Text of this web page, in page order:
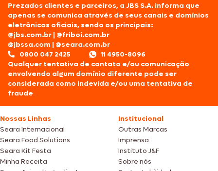
Prezados clientes e parceiros, a JBS S.A. informa que
apenas se comunica através de seus canais e domínios
eletrônicos oficiais, sendo os principais:
@jbs.com.br |@friboi.com.br
@jbssa.com |@seara.com.br
0800 047 2425
11 4950-8096
Qualquer tentativa de contato e/ou comunicação
envolvendo algum domínio diferente pode ser
considerada como indevida e/ou uma tentativa de
fraude
Nossas Linhas
Seara Internacional
Seara Food Solutions
Seara Kit Festa
Minha Receita
Institucional
Outras Marcas
Imprensa
Instituto J&F
Sobre nós